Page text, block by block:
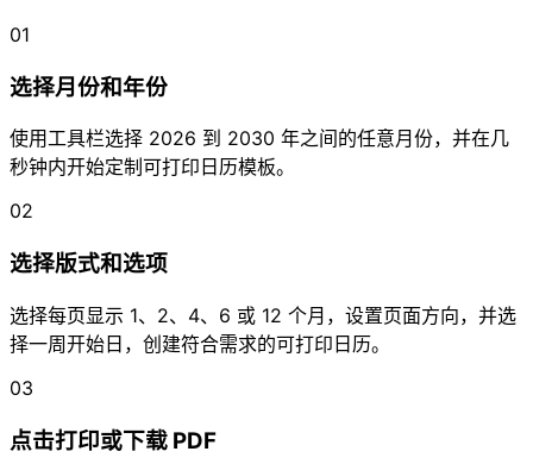
01
选择月份和年份
使用工具栏选择 2026 到 2030 年之间的任意月份，并在几
秒钟内开始定制可打印日历模板。
02
选择版式和选项
选择每页显示 1、2、4、6 或 12 个月，设置页面方向，并选
择一周开始日，创建符合需求的可打印日历。
03
点击打印或下载 PDF